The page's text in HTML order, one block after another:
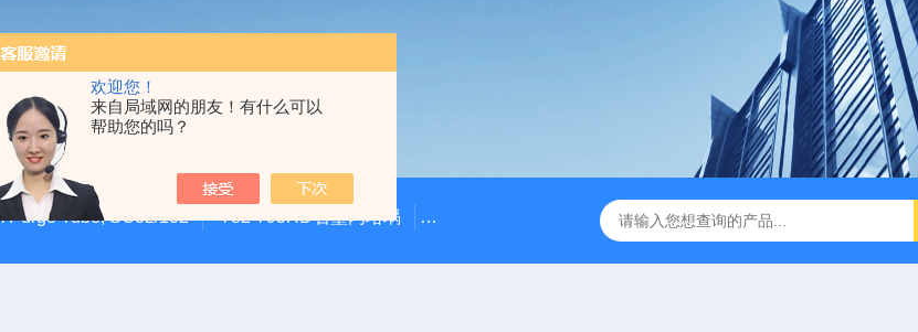
欢迎您！
来自局域网的朋友！有什么可以
帮助您的吗？
Tube, SC32/132 782-795HD石墨内坩埚 A028610A028610 FILTER REPLAN AM11-1 viledon P15/